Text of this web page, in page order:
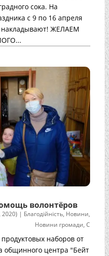
сока. На
с 9 по 16 апреля
накладывают! ЖЕЛАЕМ
волонтёров
2020) | Благодійність, Новини,
Новини громади,С
наборов от
общинного центра "Бейт